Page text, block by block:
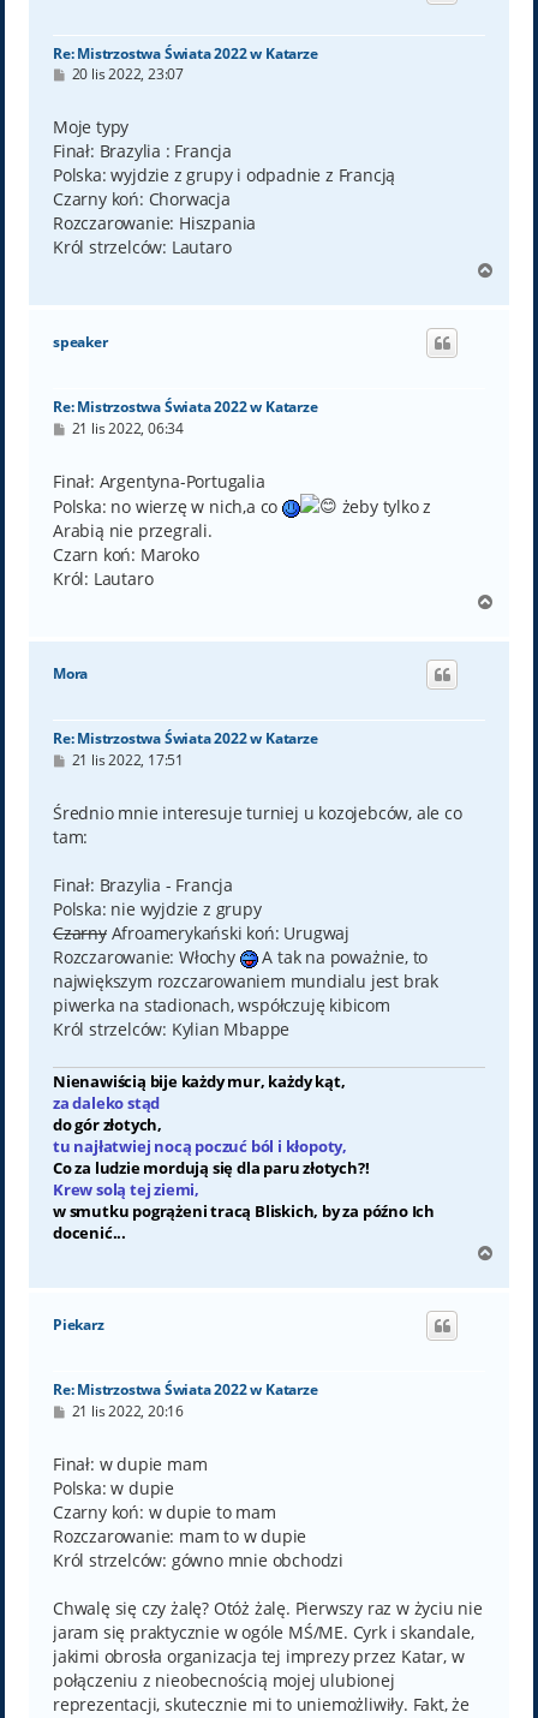
Re: Mistrzostwa Świata 2022 w Katarze
P
t
20 lis 2022, 23:07
Moje typy
Finał: Brazylia : Francja
Polska: wyjdzie z grupy i odpadnie z Francją
Czarny koń: Chorwacja
Rozczarowanie: Hiszpania
Król strzelców: Lautaro
g
speaker
Re: Mistrzostwa Świata 2022 w Katarze
P
t
21 lis 2022, 06:34
Finał: Argentyna-Portugalia
Polska: no wierzę w nich,a co
żeby tylko z
Arabią nie przegrali.
Czarn koń: Maroko
Król: Lautaro
g
Mora
Re: Mistrzostwa Świata 2022 w Katarze
P
t
21 lis 2022, 17:51
Średnio mnie interesuje turniej u kozojebców, ale co
tam:
Finał: Brazylia - Francja
Polska: nie wyjdzie z grupy
CzarnyAfroamerykański koń: Urugwaj
Rozczarowanie: Włochy
A tak na poważnie, to
największym rozczarowaniem mundialu jest brak
piwerka na stadionach, współczuję kibicom
Król strzelców: Kylian Mbappe
Nienawiścią bije każdy mur, każdy kąt,
za daleko stąd
do gór złotych,
tu najłatwiej nocą poczuć ból i kłopoty,
Co za ludzie mordują się dla paru złotych?!
Krew solą tej ziemi,
w smutku pogrążeni tracą Bliskich, by za późno Ich
docenić...
g
Piekarz
Re: Mistrzostwa Świata 2022 w Katarze
P
t
21 lis 2022, 20:16
Finał: w dupie mam
Polska: w dupie
Czarny koń: w dupie to mam
Rozczarowanie: mam to w dupie
Król strzelców: gówno mnie obchodzi
Chwalę się czy żalę? Otóż żalę. Pierwszy raz w życiu nie
jaram się praktycznie w ogóle MŚ/ME. Cyrk i skandale,
jakimi obrosła organizacja tej imprezy przez Katar, w
połączeniu z nieobecnością mojej ulubionej
reprezentacji, skutecznie mi to uniemożliwiły. Fakt, że